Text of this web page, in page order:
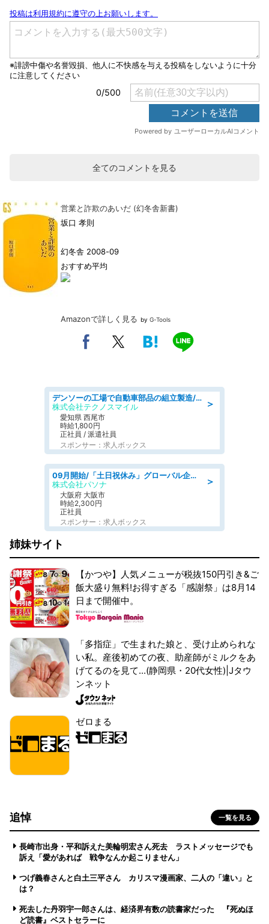
全てのコメントを見る
営業と詐欺のあいだ (幻冬舎新書)
坂口 孝則
幻冬舎 2008-09
おすすめ平均
Amazonで詳しく見る by G-Tools
＞
デンソーの工場で自動車部品の組立製造/denso aichi
株式会社テクノスマイル
愛知県 西尾市
時給1,800円
正社員 / 派遣社員
スポンサー：求人ボックス
＞
09月開始/「土日祝休み」グローバル企業での産業保健のお仕事/保健師/高時給/残業なし/服装自由
株式会社パソナ
大阪府 大阪市
時給2,300円
正社員
スポンサー：求人ボックス
姉妹サイト
【かつや】人気メニューが税抜150円引き&ご
飯大盛り無料!お得すぎる「感謝祭」は8月14
日まで開催中。
「多指症」で生まれた娘と、受け止められな
い私。産後初めての夜、助産師がミルクをあ
げてるのを見て...(静岡県・20代女性)|Jタウ
ンネット
ゼロまる
追悼 一覧を見る
長崎市出身・平和訴えた美輪明宏さん死去 ラストメッセージでも
訴え「愛があれば 戦争なんか起こりません」
つげ義春さんと白土三平さん カリスマ漫画家、二人の「違い」と
は？
死去した丹羽宇一郎さんは、経済界有数の読書家だった 『死ぬほ
ど読書』ベストセラーに